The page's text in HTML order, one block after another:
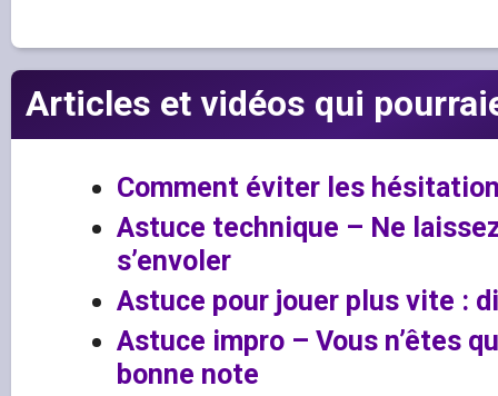
Articles et vidéos qui
Comment éviter les
Astuce technique – Ne
s’envoler
Astuce pour jouer plus vite :
Astuce impro – Vous n’êtes
bonne note